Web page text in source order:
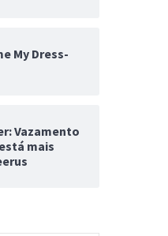
My Dress-
Vazamento
mais